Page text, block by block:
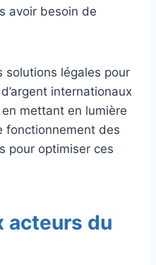
avoir besoin de
solutions légales pour
internationaux
mettant en lumière
fonctionnement des
pour optimiser ces
acteurs du